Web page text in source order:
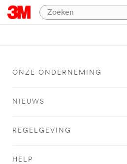
ONZE ONDERNEMING
NIEUWS
REGELGEVING
HELP